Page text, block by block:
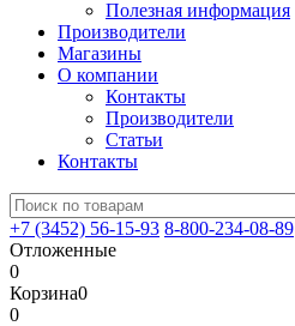
Полезная информация
Производители
Магазины
О компании
Контакты
Производители
Статьи
Контакты
+7 (3452) 56-15-93 8-800-234-08-89
Отложенные
0
Корзина0
0